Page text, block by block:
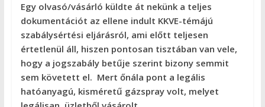
Egy olvasó/vásárló küldte át nekünk a teljes
dokumentációt az ellene indult KKVE-témájú
szabálysértési eljárásról, ami előtt teljesen
értetlenül áll, hiszen pontosan tisztában van vele,
hogy a jogszabály betűje szerint bizony semmit
sem követett el. Mert őnála pont a legális
hatóanyagú, kisméretű gázspray volt, melyet